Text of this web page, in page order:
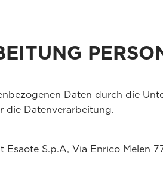
Daten durch die
die Datenverarbeitung.
S.p.A, Via Enrico Melen